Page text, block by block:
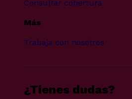
Consultar cobertura
Más
Trabaja con nosotros
¿Tienes dudas?